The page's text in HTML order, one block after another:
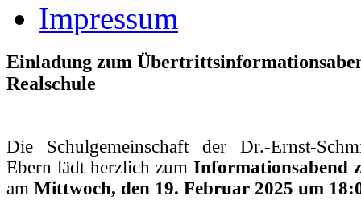
Impressum
Einladung zum
Realschule
Die Schulgemeinschaft der Dr.-Ernst-
Ebern lädt herzlich zum Informationsabend
am Mittwoch, den 19. Februar 2025 um